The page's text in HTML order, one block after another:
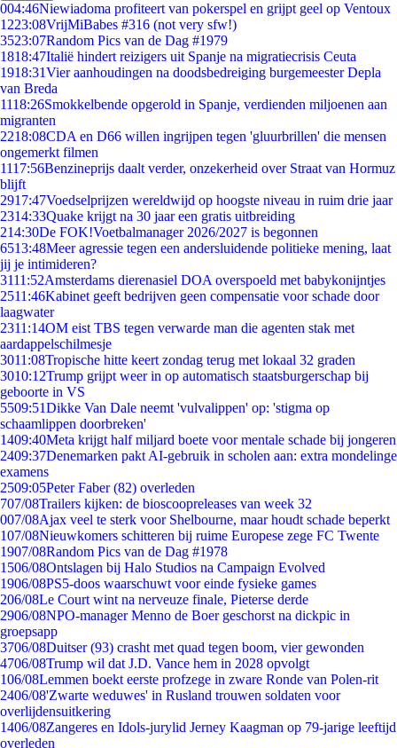
004:46Niewiadoma profiteert van pokerspel en grijpt geel op Ventoux
1223:08VrijMiBabes #316 (not very sfw!)
3523:07Random Pics van de Dag #1979
1818:47Italië hindert reizigers uit Spanje na migratiecrisis Ceuta
1918:31Vier aanhoudingen na doodsbedreiging burgemeester Depla
van Breda
1118:26Smokkelbende opgerold in Spanje, verdienden miljoenen aan
migranten
2218:08CDA en D66 willen ingrijpen tegen 'gluurbrillen' die mensen
ongemerkt filmen
1117:56Benzineprijs daalt verder, onzekerheid over Straat van Hormuz
blijft
2917:47Voedselprijzen wereldwijd op hoogste niveau in ruim drie jaar
2314:33Quake krijgt na 30 jaar een gratis uitbreiding
214:30De FOK!Voetbalmanager 2026/2027 is begonnen
6513:48Meer agressie tegen een andersluidende politieke mening, laat
jij je intimideren?
3111:52Amsterdams dierenasiel DOA overspoeld met babykonijntjes
2511:46Kabinet geeft bedrijven geen compensatie voor schade door
laagwater
2311:14OM eist TBS tegen verwarde man die agenten stak met
aardappelschilmesje
3011:08Tropische hitte keert zondag terug met lokaal 32 graden
3010:12Trump grijpt weer in op automatisch staatsburgerschap bij
geboorte in VS
5509:51Dikke Van Dale neemt 'vulvalippen' op: 'stigma op
schaamlippen doorbreken'
1409:40Meta krijgt half miljard boete voor mentale schade bij jongeren
2409:37Denemarken pakt AI-gebruik in scholen aan: extra mondelinge
examens
2509:05Peter Faber (82) overleden
707/08Trailers kijken: de bioscoopreleases van week 32
007/08Ajax veel te sterk voor Shelbourne, maar houdt schade beperkt
107/08Nieuwkomers schitteren bij ruime Europese zege FC Twente
1907/08Random Pics van de Dag #1978
1506/08Ontslagen bij Halo Studios na Campaign Evolved
1906/08PS5-doos waarschuwt voor einde fysieke games
206/08Le Court wint na nerveuze finale, Pieterse derde
2906/08NPO-manager Menno de Boer geschorst na dickpic in
groepsapp
3706/08Duitser (93) crasht met quad tegen boom, vier gewonden
4706/08Trump wil dat J.D. Vance hem in 2028 opvolgt
106/08Lemmen boekt eerste profzege in zware Ronde van Polen-rit
2406/08'Zwarte weduwes' in Rusland trouwen soldaten voor
overlijdensuitkering
1406/08Zangeres en Idols-jurylid Jerney Kaagman op 79-jarige leeftijd
overleden